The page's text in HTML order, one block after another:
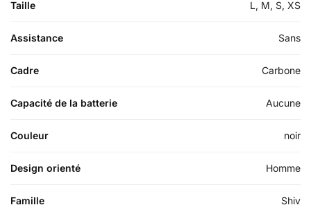
Taille L, M, S, XS
Assistance Sans
Cadre Carbone
Capacité de la batterie Aucune
Couleur noir
Design orienté Homme
Famille Shiv